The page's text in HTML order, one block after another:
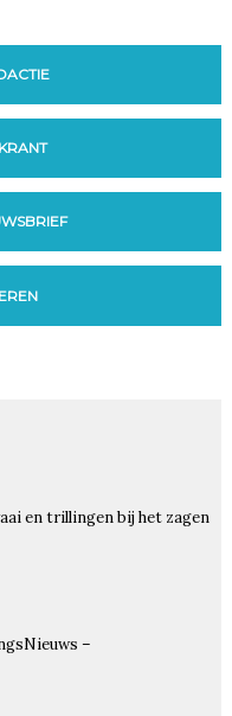
en trillingen bij het zagen
–